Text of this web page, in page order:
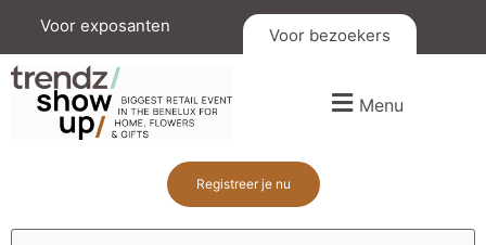
Voor exposanten Voor bezoekers
Menu
Registreer je nu